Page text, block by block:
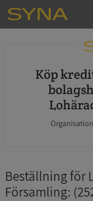
Köp kreditupplysning och
Beställning för
Församling: